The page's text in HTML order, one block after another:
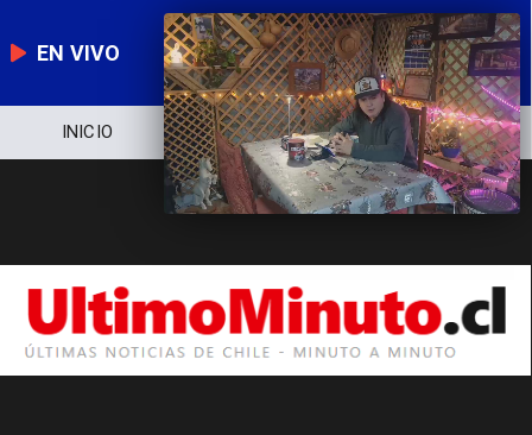
EN VIVO
INICIO NOTICIERO POLÍTICA